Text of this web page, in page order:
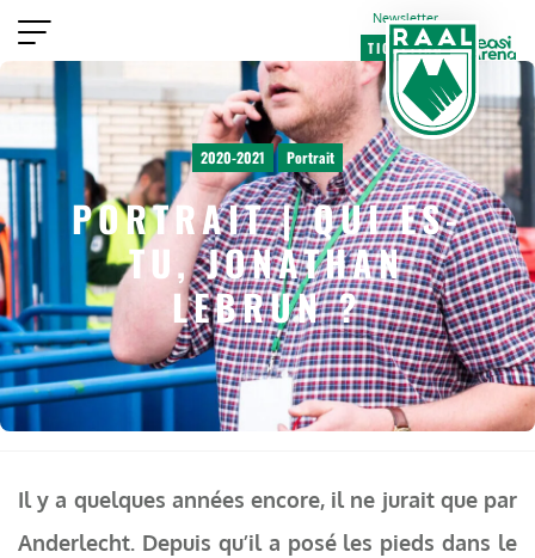
Newsletter
TICKETING
VIP
FAN SHOP
2020-2021 Portrait
PORTRAIT | QUI ES-
TU, JONATHAN
LEBRUN ?
Il y a quelques années encore, il ne jurait que par
Anderlecht. Depuis qu’il a posé les pieds dans le